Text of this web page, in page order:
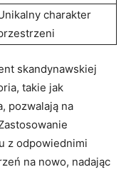
charakter
skandynawskiej
takie jak
pozwalają na
z odpowiednimi
na nowo, nadając